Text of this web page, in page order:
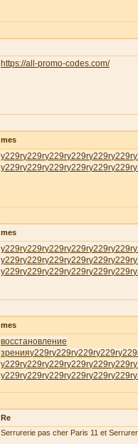
https://all-promo-codes.com/
mes
у229rу229rу229rу229rу229rу229r
у229rу229rу229rу229rу229rу229r
mes
у229rу229rу229rу229rу229rу229r
у229rу229rу229rу229rу229rу229r
у229rу229rу229rу229rу229rу229r
mes
восстановление
зренияу229rу229rу229rу229r
у229rу229rу229rу229rу229rу229r
у229rу229rу229rу229rу229rу229r
Re
Serrurerie pas cher Paris 11 et